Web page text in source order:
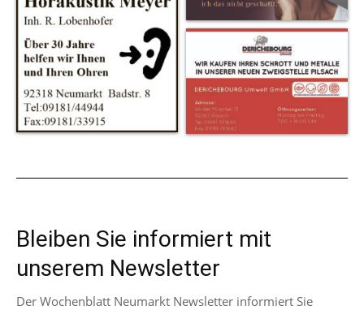
Bleiben Sie informiert mit
unserem Newsletter
Der Wochenblatt Neumarkt Newsletter informiert Sie